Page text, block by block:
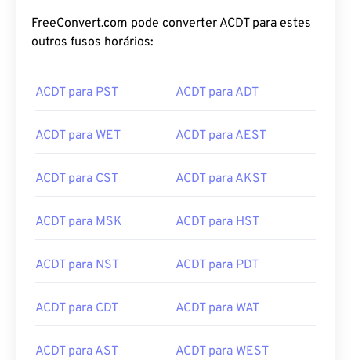
FreeConvert.com pode converter ACDT para estes
outros fusos horários:
ACDT para PST ACDT para ADT
ACDT para WET ACDT para AEST
ACDT para CST ACDT para AKST
ACDT para MSK ACDT para HST
ACDT para NST ACDT para PDT
ACDT para CDT ACDT para WAT
ACDT para AST ACDT para WEST